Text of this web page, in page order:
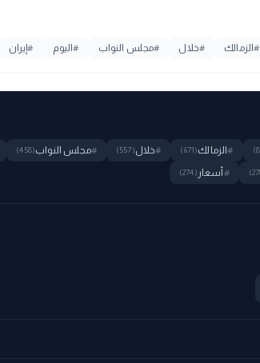
#الزمالك #خلال #مجلس النواب #اليوم #إيران
#الزمالك(671)
#خلال(557)
#مجلس النواب(458)
# أسعار (274)